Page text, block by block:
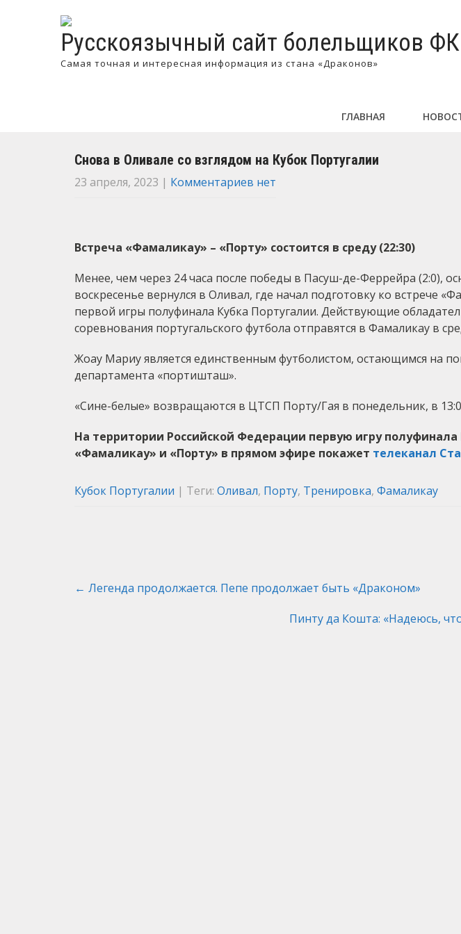
Русскоязычный сайт болельщиков ФК
Самая точная и интересная информация из стана «Драконов»
ГЛАВНАЯ
Снова в Оливале со взглядом на Кубок Португалии
23 апреля, 2023 | Комментариев нет
Встреча «Фамаликау» – «Порту» состоится в среду (22:30)
Менее, чем через 24 часа после победы в Пасуш-де-Феррейра (2:0),
воскресенье вернулся в Оливал, где начал подготовку ко встрече
первой игры полуфинала Кубка Португалии. Действующие
соревнования португальского футбола отправятся в Фамаликау в
Жоау Мариу является единственным футболистом, остающимся на
департамента «портишташ».
«Сине-белые» возвращаются в ЦТСП Порту/Гая в понедельник, в
На территории Российской Федерации первую игру
«Фамаликау» и «Порту» в прямом эфире покажет телеканал
Кубок Португалии | Теги: Оливал, Порту, Тренировка, Фамаликау
Post
navigation
← Легенда продолжается. Пепе продолжает быть «Драконом»
Пинту да Кошта: «Надеюсь,